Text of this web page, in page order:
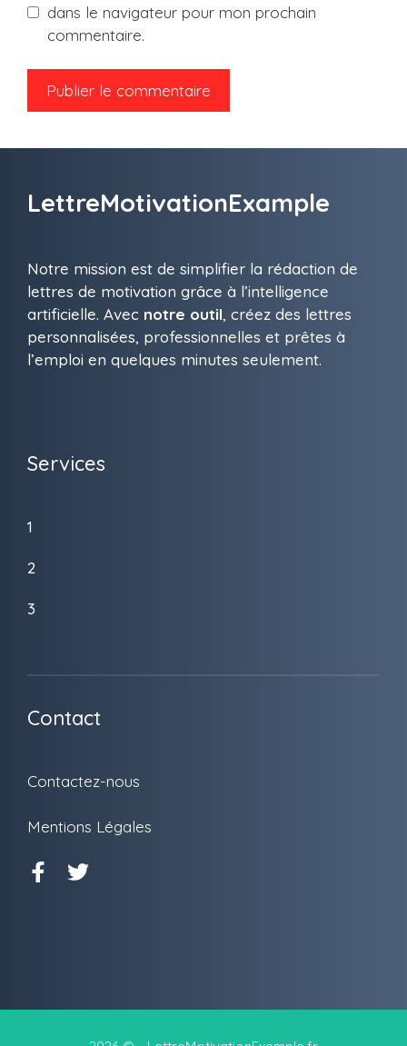
dans le navigateur pour mon prochain
commentaire.
LettreMotivationExample
Notre mission est de simplifier la rédaction de
lettres de motivation grâce à l’intelligence
artificielle. Avec notre outil, créez des lettres
personnalisées, professionnelles et prêtes à
l’emploi en quelques minutes seulement.
Services
1
2
3
Contact
Contactez-nous
Mentions Légales